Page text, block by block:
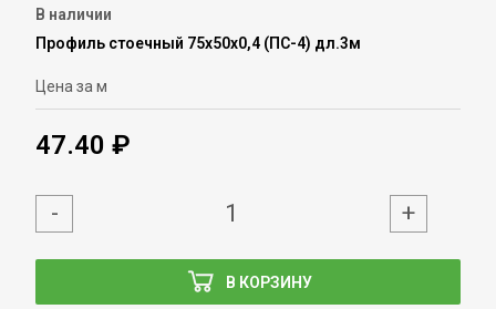
В наличии
Профиль стоечный 75х50х0,4 (ПС-4) дл.3м
Цена за м
47.40 ₽
В КОРЗИНУ
- +